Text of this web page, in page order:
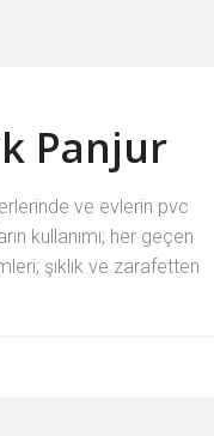
Panjur
ve evlerin pvc
kullanımı; her geçen
şıklık ve zarafetten